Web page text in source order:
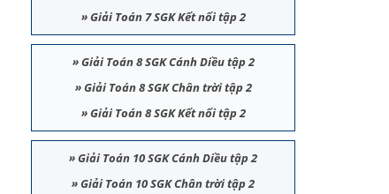
»Giải Toán 7 SGK Kết nối tập 2
»Giải Toán 8 SGK Cánh Diều tập 2
»Giải Toán 8 SGK Chân trời tập 2
»Giải Toán 8 SGK Kết nối tập 2
»Giải Toán 10 SGK Cánh Diều tập 2
»Giải Toán 10 SGK Chân trời tập 2